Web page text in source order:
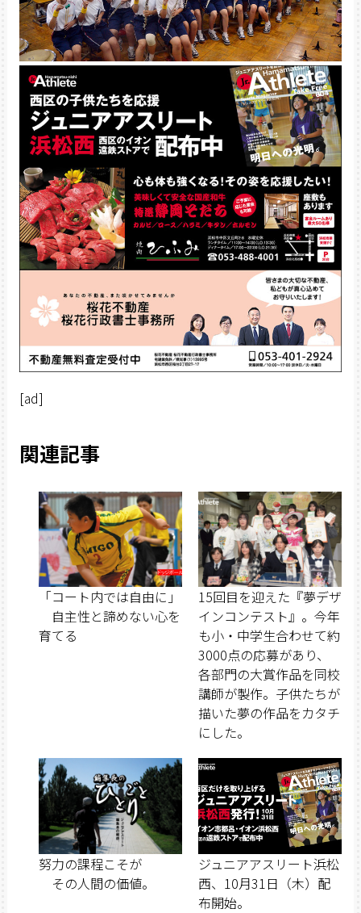
[ad]
関連記事
「コート内では自由に」
自主性と諦めない心を
育てる
15回目を迎えた『夢デザ
インコンテスト』。今年
も小・中学生合わせて約
3000点の応募があり、
各部門の大賞作品を同校
講師が製作。子供たちが
描いた夢の作品をカタチ
にした。
努力の課程こそが
その人間の価値。
ジュニアアスリート浜松
西、10月31日（木）配
布開始。